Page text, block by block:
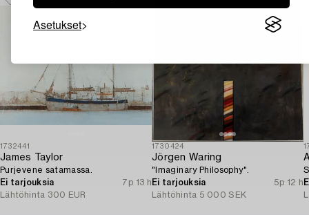
Asetukset
1732441
James Taylor
Purjevene satamassa.
Ei tarjouksia
7p 13 h
Lähtöhinta 300 EUR
1730424
Jörgen Waring
"Imaginary Philosophy".
Ei tarjouksia
5p 12 h
Lähtöhinta 5 000 SEK